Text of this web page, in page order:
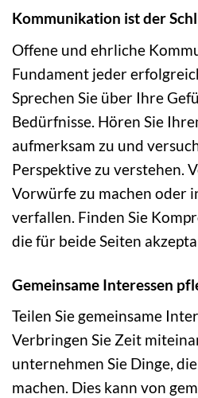
Kommunikation ist der
Offene und ehrliche
Fundament jeder
Sprechen Sie über Ihre
Bedürfnisse. Hören Sie
aufmerksam zu und
Perspektive zu verstehen.
Vorwürfe zu machen oder
verfallen. Finden Sie
die für beide Seiten
Gemeinsame Interessen
Teilen Sie gemeinsame
Verbringen Sie Zeit
unternehmen Sie Dinge,
machen. Dies kann von